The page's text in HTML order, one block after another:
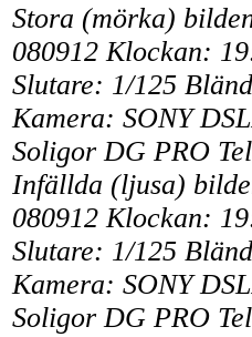
Stora (mörka)
080912 Klockan:
Slutare: 1/125
Kamera: SONY
Soligor DG PRO
Infällda (ljusa)
080912 Klockan:
Slutare: 1/125
Kamera: SONY
Soligor DG PRO